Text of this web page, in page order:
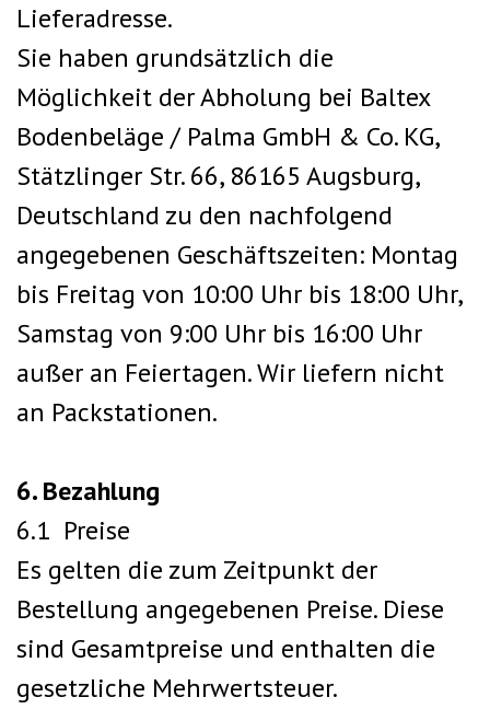
Lieferadresse.
Sie haben grundsätzlich die
Möglichkeit der Abholung bei Baltex
Bodenbeläge / Palma GmbH & Co. KG,
Stätzlinger Str. 66, 86165 Augsburg,
Deutschland zu den nachfolgend
angegebenen Geschäftszeiten: Montag
bis Freitag von 10:00 Uhr bis 18:00 Uhr,
Samstag von 9:00 Uhr bis 16:00 Uhr
außer an Feiertagen.Wir liefern nicht
an Packstationen.
6. Bezahlung
6.1 Preise
Es gelten die zum Zeitpunkt der
Bestellung angegebenen Preise. Diese
sind Gesamtpreise und enthalten die
gesetzliche Mehrwertsteuer.